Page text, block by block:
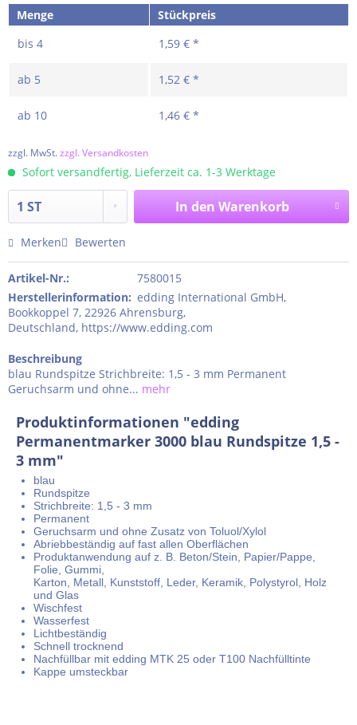
Menge
Stückpreis
bis 4 1,59 € *
ab 5 1,52 € *
ab 10 1,46 € *
zzgl. MwSt.zzgl. Versandkosten
Sofort versandfertig, Lieferzeit ca. 1-3 Werktage
In den Warenkorb
Merken Bewerten
Artikel-Nr.:
7580015
Herstellerinformation: edding International GmbH,
Bookkoppel 7, 22926 Ahrensburg,
Deutschland, https://www.edding.com
Beschreibung
blau Rundspitze Strichbreite: 1,5 - 3 mm Permanent
Geruchsarm und ohne... mehr
Produktinformationen "edding
Permanentmarker 3000 blau Rundspitze 1,5 -
3 mm"
blau
Rundspitze
Strichbreite: 1,5 - 3 mm
Permanent
Geruchsarm und ohne Zusatz von Toluol/Xylol
Abriebbeständig auf fast allen Oberflächen
Produktanwendung auf z. B. Beton/Stein, Papier/Pappe,
Folie, Gummi,
Karton, Metall, Kunststoff, Leder, Keramik, Polystyrol, Holz
und Glas
Wischfest
Wasserfest
Lichtbeständig
Schnell trocknend
Nachfüllbar mit edding MTK 25 oder T100 Nachfülltinte
Kappe umsteckbar